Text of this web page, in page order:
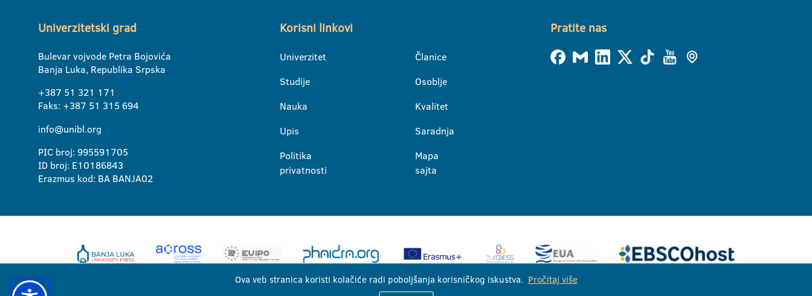
Univerzitetski grad
Bulevar vojvode Petra Bojovića
Banja Luka, Republika Srpska
+387 51 321 171
Faks: +387 51 315 694
info@unibl.org
PIC broj: 995591705
ID broj: E10186843
Erazmus kod: BA BANJA02
Korisni linkovi
Univerzitet
Studije
Nauka
Upis
Politika
privatnosti
Članice
Osoblje
Kvalitet
Saradnja
Mapa
sajta
Pratite nas
Ova veb stranica koristi kolačiće radi poboljšanja korisničkog iskustva. Pročitaj više